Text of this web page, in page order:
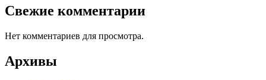
Свежие комментарии
Нет комментариев для просмотра.
Архивы